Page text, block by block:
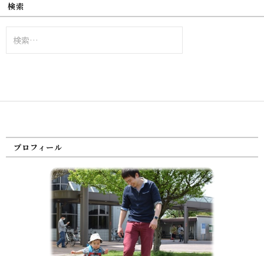
検索
索:
プロフィール